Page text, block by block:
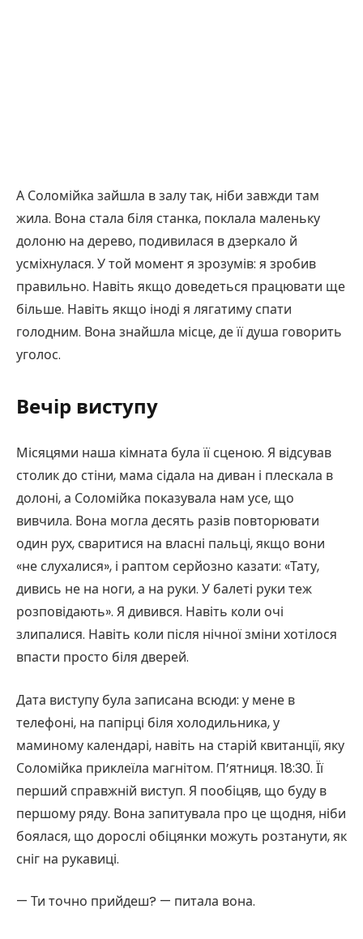
А Соломійка зайшла в залу так, ніби завжди там
жила. Вона стала біля станка, поклала маленьку
долоню на дерево, подивилася в дзеркало й
усміхнулася. У той момент я зрозумів: я зробив
правильно. Навіть якщо доведеться працювати ще
більше. Навіть якщо іноді я лягатиму спати
голодним. Вона знайшла місце, де її душа говорить
уголос.
Вечір виступу
Місяцями наша кімната була її сценою. Я відсував
столик до стіни, мама сідала на диван і плескала в
долоні, а Соломійка показувала нам усе, що
вивчила. Вона могла десять разів повторювати
один рух, сваритися на власні пальці, якщо вони
«не слухалися», і раптом серйозно казати: «Тату,
дивись не на ноги, а на руки. У балеті руки теж
розповідають». Я дивився. Навіть коли очі
злипалися. Навіть коли після нічної зміни хотілося
впасти просто біля дверей.
Дата виступу була записана всюди: у мене в
телефоні, на папірці біля холодильника, у
маминому календарі, навіть на старій квитанції, яку
Соломійка приклеїла магнітом. П’ятниця. 18:30. Її
перший справжній виступ. Я пообіцяв, що буду в
першому ряду. Вона запитувала про це щодня, ніби
боялася, що дорослі обіцянки можуть розтанути, як
сніг на рукавиці.
— Ти точно прийдеш? — питала вона.